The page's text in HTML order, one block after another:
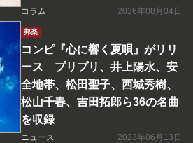
コラム 2026年08月04日
邦楽
コンピ『心に響く夏唄』がリリ
ース プリプリ、井上陽水、安
全地帯、松田聖子、西城秀樹、
松山千春、吉田拓郎ら36の名曲
を収録
ニュース 2023年06月13日